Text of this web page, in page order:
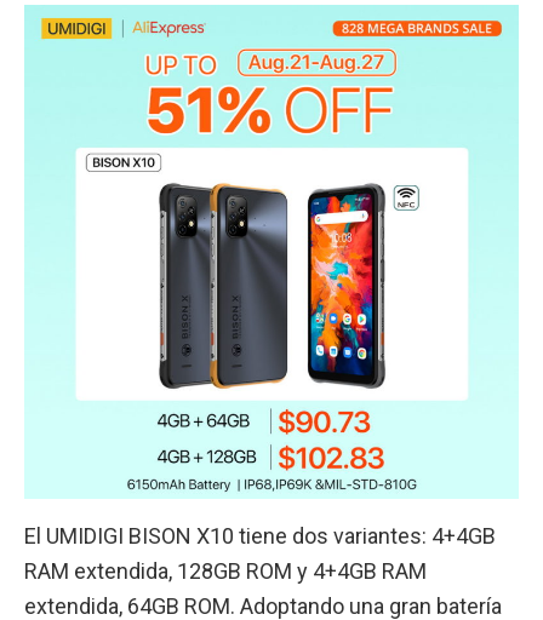
El UMIDIGI BISON X10 tiene dos variantes: 4+4GB
RAM extendida, 128GB ROM y 4+4GB RAM
extendida, 64GB ROM. Adoptando una gran batería